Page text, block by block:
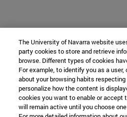
The University of Navarra website
party cookies to store and retrieve
browse. Different types of cookies
For example, to identify you as a
about your browsing habits respecting
personalize how the content is
cookies you want to enable or accept
will remain active until you choose